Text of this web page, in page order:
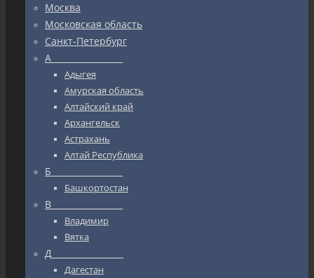
Москва
Московская область
Санкт-Петербург
А_________________
Адыгея
Амурская область
Алтайский край
Архангельск
Астрахань
Алтай Республика
Б_________________
Башкортостан
В_________________
Владимир
Вятка
Д_________________
Дагестан